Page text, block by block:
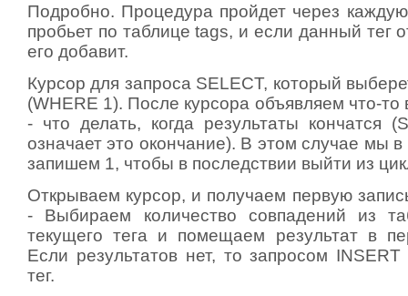
Подробно. Процедура пройдет через
пробьет по таблице tags, и если данный тег
его добавит.
Курсор для запроса SELECT, который
(WHERE 1). После курсора объявляем что-то
- что делать, когда результаты кончатся
означает это окончание). В этом случае мы
запишем 1, чтобы в последствии выйти из
Открываем курсор, и получаем первую
- Выбираем количество совпадений из
текущего тега и помещаем результат в
Если результатов нет, то запросом
тег.